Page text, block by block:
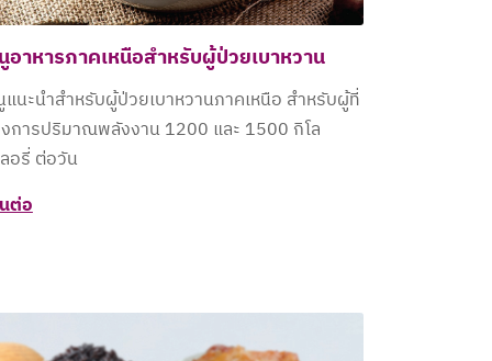
อาหารภาคเหนือสำหรับผู้ป่วยเบาหวาน
แนะนำสำหรับผู้ป่วยเบาหวานภาคเหนือ สำหรับผู้ที่
การปริมาณพลังงาน 1200 และ 1500 กิโล
อรี่ ต่อวัน
ต่อ